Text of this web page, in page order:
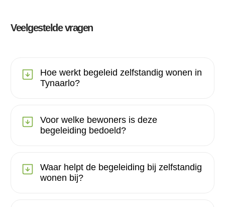
Veelgestelde vragen
Hoe werkt begeleid zelfstandig wonen in
Tynaarlo?
Voor welke bewoners is deze
begeleiding bedoeld?
Waar helpt de begeleiding bij zelfstandig
wonen bij?